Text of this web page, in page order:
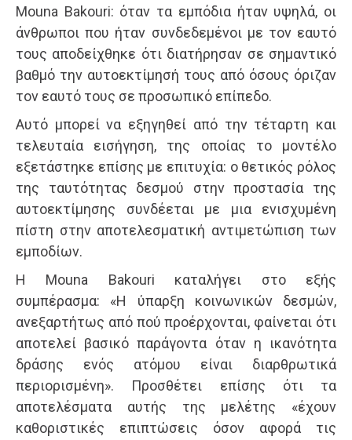
Mouna Bakouri: όταν τα εμπόδια ήταν υψηλά, οι
άνθρωποι που ήταν συνδεδεμένοι με τον εαυτό
τους αποδείχθηκε ότι διατήρησαν σε σημαντικό
βαθμό την αυτοεκτίμησή τους από όσους όριζαν
τον εαυτό τους σε προσωπικό επίπεδο.
Αυτό μπορεί να εξηγηθεί από την τέταρτη και
τελευταία εισήγηση, της οποίας το μοντέλο
εξετάστηκε επίσης με επιτυχία: ο θετικός ρόλος
της ταυτότητας δεσμού στην προστασία της
αυτοεκτίμησης συνδέεται με μια ενισχυμένη
πίστη στην αποτελεσματική αντιμετώπιση των
εμποδίων.
Η Mouna Bakouri καταλήγει στο εξής
συμπέρασμα: «Η ύπαρξη κοινωνικών δεσμών,
ανεξαρτήτως από πού προέρχονται, φαίνεται ότι
αποτελεί βασικό παράγοντα όταν η ικανότητα
δράσης ενός ατόμου είναι διαρθρωτικά
περιορισμένη». Προσθέτει επίσης ότι τα
αποτελέσματα αυτής της μελέτης «έχουν
καθοριστικές επιπτώσεις όσον αφορά τις